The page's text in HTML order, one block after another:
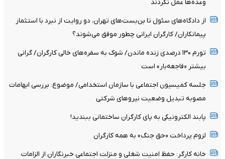
وعده‌ها عمل نکردند
از دادگاه‌های سئول تا بن‌بست‌های تهران، دو روایت از نبرد با استثمار
پیمانکاران/ کارگران ایرانی چطور موفق می‌شوند؟
تورم ۱۳۰ درصدی زنده ماندن/ شوک به سفره‌های خالی کارگران/ گرانی
بیشتر «فاجعه‌بار» است
جلسه کمیسیون اجتماعی با سازمان استخدامی/ موضوع: بررسی ابهامات
مصوبه تبدیل وضعیت نیروهای شرکتی
پابند الکترونیکی به پای کارگران ساختمانی ببندید!
لزوم پرداخت «حق جنگ» به همه کارگران
خانه کارگر: حفظ امنیت شغلی و منزلت اجتماعی خبرنگاران از الزامات